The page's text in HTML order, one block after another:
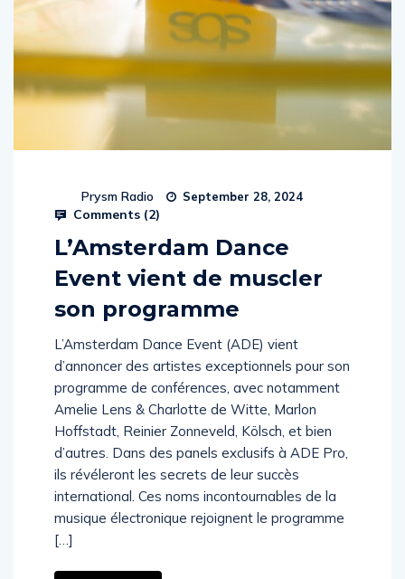
Prysm Radio September 28, 2024
Comments (2)
L’Amsterdam Dance
Event vient de muscler
son programme
L’Amsterdam Dance Event (ADE) vient
d’annoncer des artistes exceptionnels pour son
programme de conférences, avec notamment
Amelie Lens & Charlotte de Witte, Marlon
Hoffstadt, Reinier Zonneveld, Kölsch, et bien
d’autres. Dans des panels exclusifs à ADE Pro,
ils révéleront les secrets de leur succès
international. Ces noms incontournables de la
musique électronique rejoignent le programme
[…]